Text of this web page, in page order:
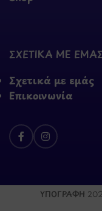
ΣΧΕΤΙΚΑ ΜΕ ΕΜΑΣ
Σχετικά με εμάς
Επικοινωνία
ΥΠΟΓΡΑΦΗ